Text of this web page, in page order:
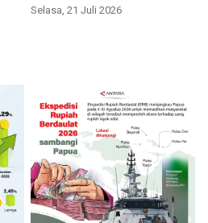
Selasa, 21 Juli 2026